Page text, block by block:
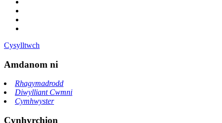
Cysylltwch
Amdanom ni
Rhagymadrodd
Diwylliant Cwmni
Cymhwyster
Cynhyrchion